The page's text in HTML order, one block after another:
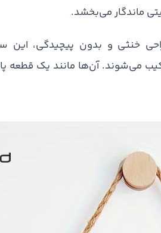
ماندگار می‌بخشد.
خنثی و بدون پیچیدگی، این
می‌شوند. آن‌ها مانند یک قطعه